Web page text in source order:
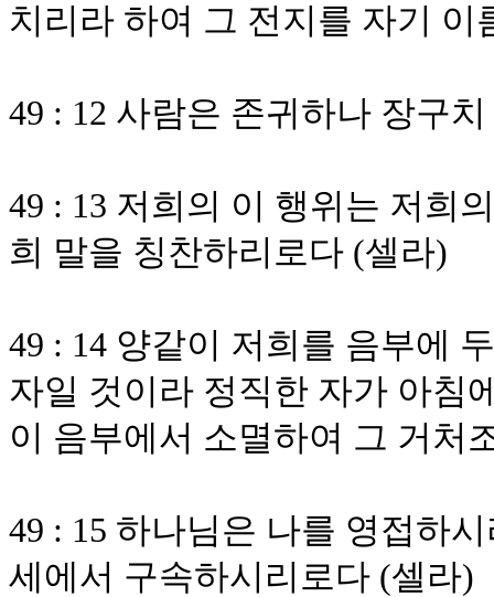
치리라 하여 그 전지를 자기 이
49 : 12 사람은 존귀하나 장구
49 : 13 저희의 이 행위는 저희
희 말을 칭찬하리로다 (셀라)
49 : 14 양같이 저희를 음부에
자일 것이라 정직한 자가 아침
이 음부에서 소멸하여 그 거처
49 : 15 하나님은 나를 영접하
세에서 구속하시리로다 (셀라)